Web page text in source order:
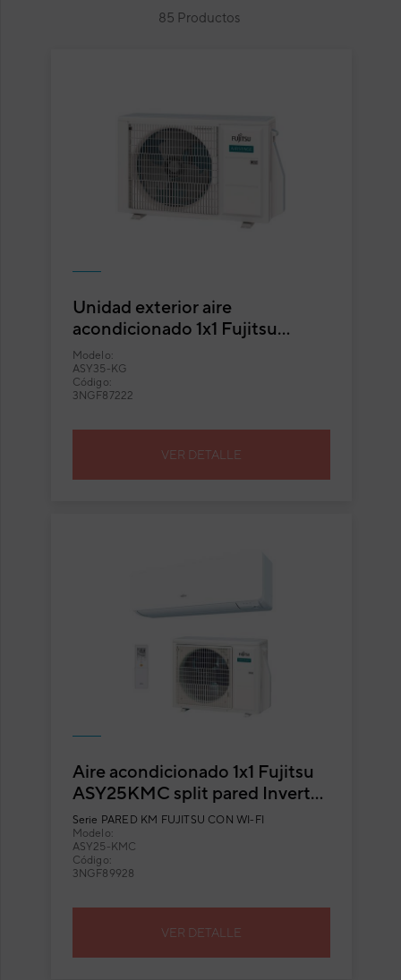
85 Productos
Unidad exterior aire
acondicionado 1x1 Fujitsu
ASY35-KG split pared Inverter
Modelo:
ASY35-KG
Código:
3NGF87222
VER DETALLE
Aire acondicionado 1x1 Fujitsu
ASY25KMC split pared Inverter
con Wi-Fi incluido
Serie PARED KM FUJITSU CON WI-FI
Modelo:
ASY25-KMC
Código:
3NGF89928
VER DETALLE